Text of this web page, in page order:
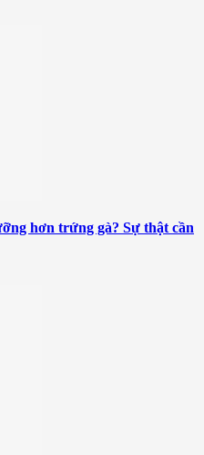
hơn trứng gà? Sự thật cần